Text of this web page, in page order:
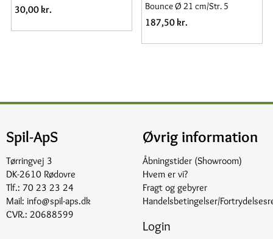
30,00 kr.
Bounce Ø 21 cm/Str. 5
187,50 kr.
Spil-ApS
Tørringvej 3
DK-2610 Rødovre
Tlf.: 70 23 23 24
Mail: info@spil-aps.dk
CVR.: 20688599
Øvrig information
Åbningstider (Showroom)
Hvem er vi?
Fragt og gebyrer
Handelsbetingelser/
Login